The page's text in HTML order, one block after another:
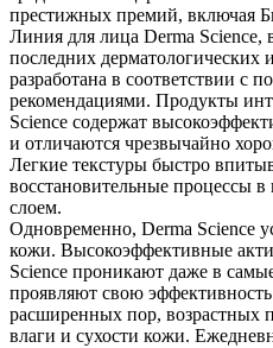
престижных премий, включая
Линия для лица Derma Science,
последних дерматологических
разработана в соответствии с
рекомендациями. Продукты
Science содержат
и отличаются чрезвычайно
Легкие текстуры быстро
восстановительные процессы
слоем.
Одновременно, Derma Science
кожи. Высокоэффективные
Science проникают даже в
проявляют свою
расширенных пор, возрастных
влаги и сухости кожи.